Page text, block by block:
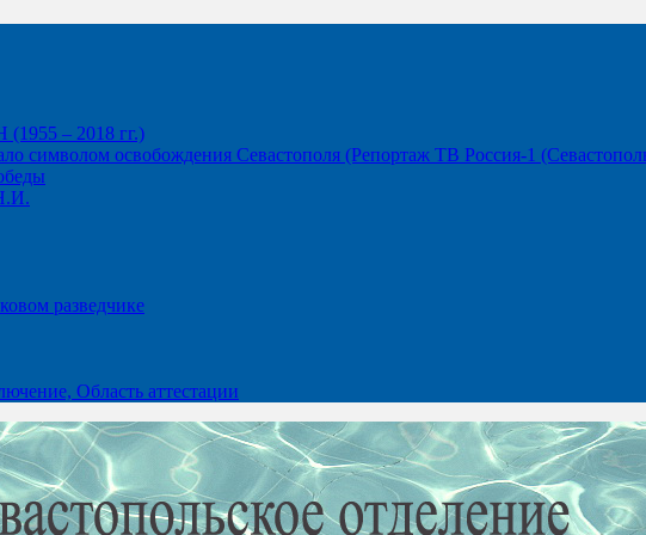
– 2018 гг.)
символом освобождения Севастополя (Репортаж ТВ Россия-1
разведчике
Область аттестации